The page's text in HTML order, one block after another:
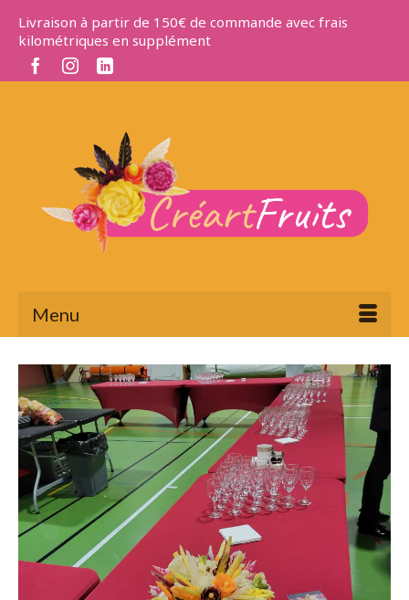
Livraison à partir de 150€ de commande avec frais
kilométriques en supplément
Menu